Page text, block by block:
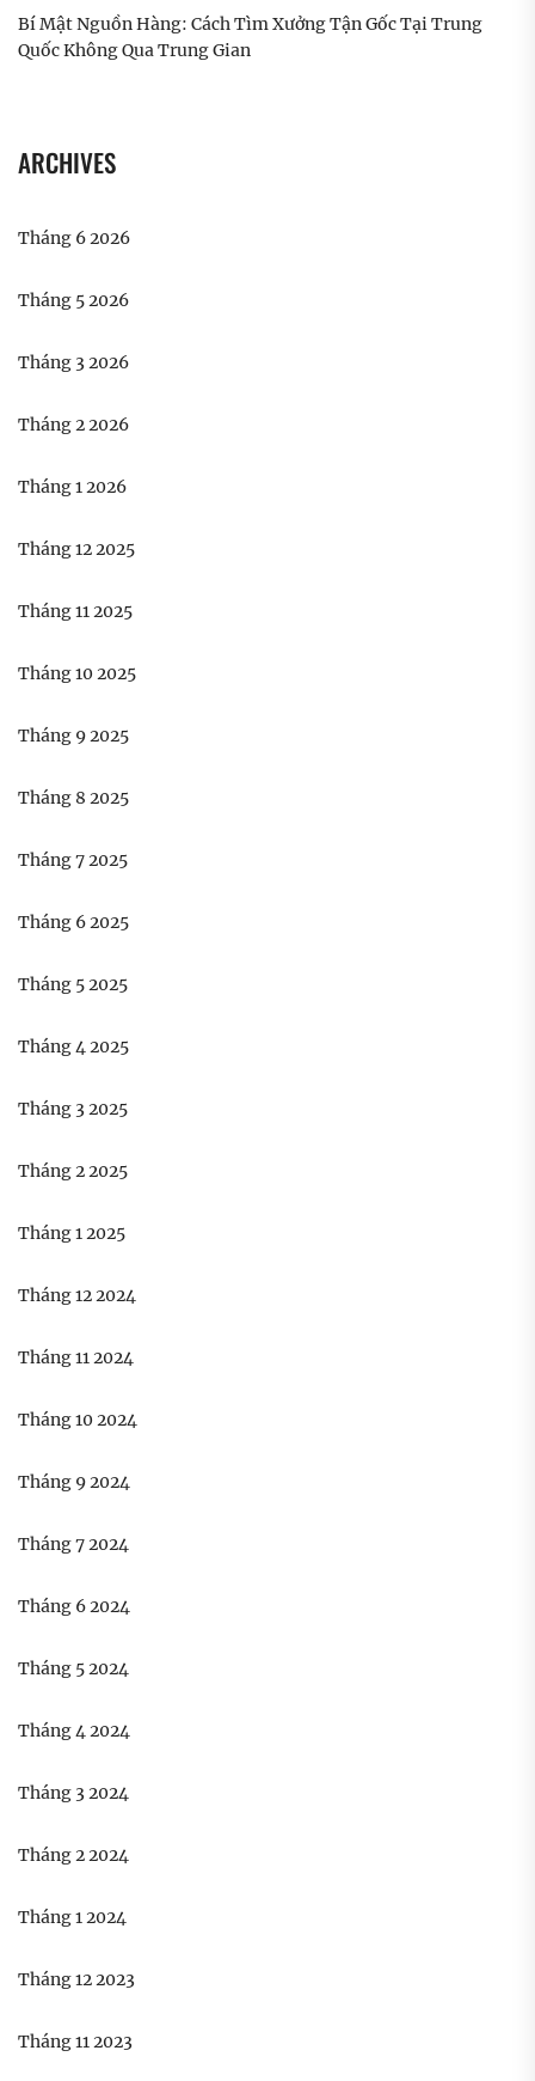
Bí Mật Nguồn Hàng: Cách Tìm Xưởng Tận Gốc Tại Trung
Quốc Không Qua Trung Gian
ARCHIVES
Tháng 6 2026
Tháng 5 2026
Tháng 3 2026
Tháng 2 2026
Tháng 1 2026
Tháng 12 2025
Tháng 11 2025
Tháng 10 2025
Tháng 9 2025
Tháng 8 2025
Tháng 7 2025
Tháng 6 2025
Tháng 5 2025
Tháng 4 2025
Tháng 3 2025
Tháng 2 2025
Tháng 1 2025
Tháng 12 2024
Tháng 11 2024
Tháng 10 2024
Tháng 9 2024
Tháng 7 2024
Tháng 6 2024
Tháng 5 2024
Tháng 4 2024
Tháng 3 2024
Tháng 2 2024
Tháng 1 2024
Tháng 12 2023
Tháng 11 2023